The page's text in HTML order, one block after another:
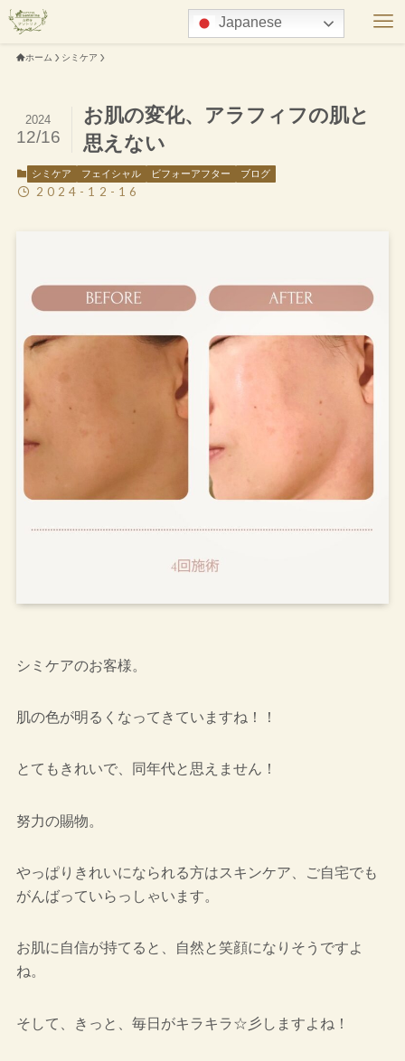
ホーム シミケア
お肌の変化、アラフィフの肌と
思えない
2024
12/16
シミケア フェイシャル ビフォーアフター ブログ
2024-12-16
シミケアのお客様。
肌の色が明るくなってきていますね！！
とてもきれいで、同年代と思えません！
努力の賜物。
やっぱりきれいになられる方はスキンケア、ご自宅でも
がんばっていらっしゃいます。
お肌に自信が持てると、自然と笑顔になりそうですよ
ね。
そして、きっと、毎日がキラキラ☆彡しますよね！
Japanese